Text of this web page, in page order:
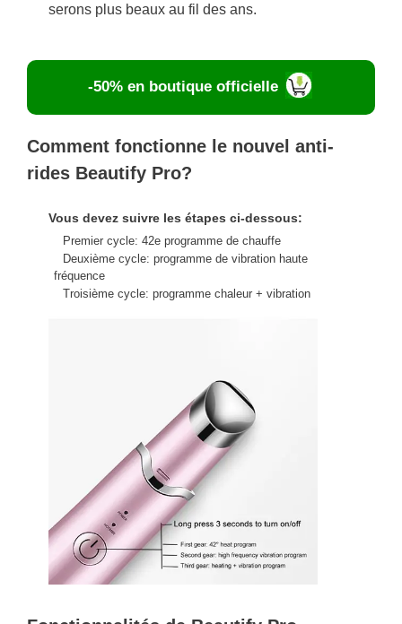
serons plus beaux au fil des ans.
-50% en boutique officielle
Comment fonctionne le nouvel anti-
rides Beautify Pro?
Vous devez suivre les étapes ci-dessous:
Premier cycle: 42e programme de chauffe
Deuxième cycle: programme de vibration haute
fréquence
Troisième cycle: programme chaleur + vibration